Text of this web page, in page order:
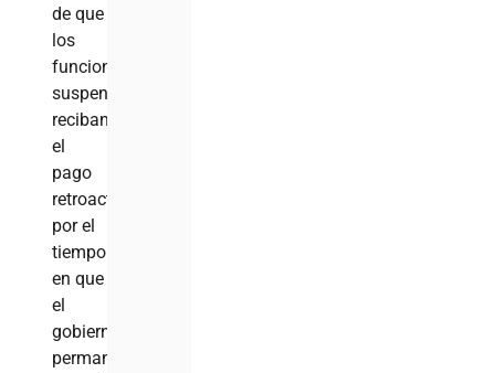
de que
los
funcionarios
suspendidos
reciban
el
pago
retroactivo
por el
tiempo
en que
el
gobierno
permanezca